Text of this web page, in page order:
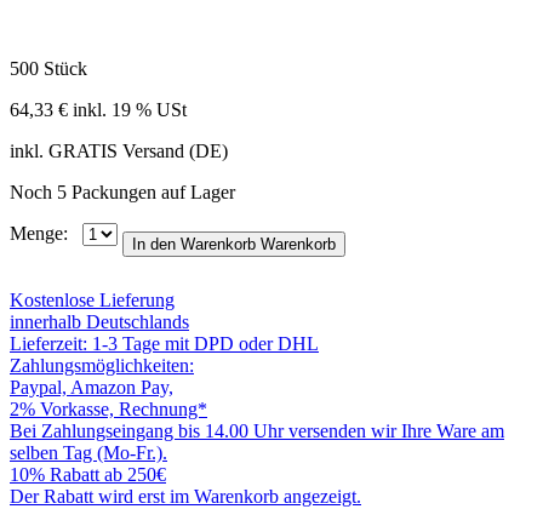
500 Stück
64,33 € inkl. 19 % USt
inkl. GRATIS Versand (DE)
Noch 5 Packungen auf Lager
Menge:
In den Warenkorb Warenkorb
Kostenlose Lieferung
innerhalb Deutschlands
Lieferzeit: 1-3 Tage mit DPD oder DHL
Zahlungsmöglichkeiten:
Paypal, Amazon Pay,
2% Vorkasse, Rechnung*
Bei Zahlungseingang bis 14.00 Uhr versenden wir Ihre Ware am
selben Tag (Mo-Fr.).
10% Rabatt ab 250€
Der Rabatt wird erst im Warenkorb angezeigt.